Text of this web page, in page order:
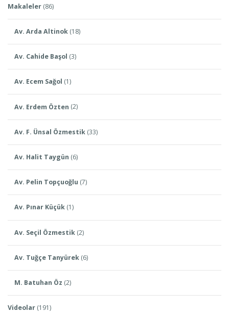
Makaleler (86)
Av. Arda Altinok (18)
Av. Cahide Başol (3)
Av. Ecem Sağol (1)
Av. Erdem Özten (2)
Av. F. Ünsal Özmestik (33)
Av. Halit Taygün (6)
Av. Pelin Topçuoğlu (7)
Av. Pınar Küçük (1)
Av. Seçil Özmestik (2)
Av. Tuğçe Tanyürek (6)
M. Batuhan Öz (2)
Videolar (191)